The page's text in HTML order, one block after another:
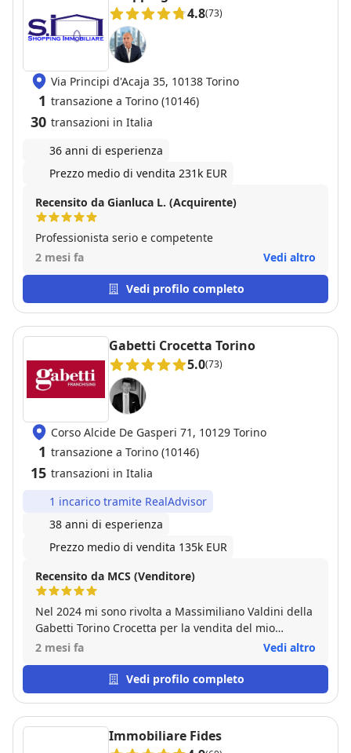
Fabrizio
4.8(73)
Via Principi d'Acaja 35, 10138 Torino
1 transazione a Torino (10146)
30 transazioni in Italia
36 anni di esperienza
Prezzo medio di vendita 231k EUR
Recensito da Gianluca L. (Acquirente)
Professionista serio e competente
2 mesi fa
Vedi altro
Vedi profilo completo
Gabetti Crocetta Torino
5.0(73)
Corso Alcide De Gasperi 71, 10129 Torino
1 transazione a Torino (10146)
15 transazioni in Italia
1 incarico tramite RealAdvisor
38 anni di esperienza
Prezzo medio di vendita 135k EUR
Recensito da MCS (Venditore)
Nel 2024 mi sono rivolta a Massimiliano Valdini della
Gabetti Torino Crocetta per la vendita del mio
appartamento e l'esperienza è stata estremamente
soltanto il risultato finale della vendita, ma
soprattutto il modo in cui l'intera operazione è stata
percepito un approccio professionale, concreto e
basato su un accurato studio dell'immobile e del
2 mesi fa Vedi altro
Vedi profilo completo
Immobiliare Fides